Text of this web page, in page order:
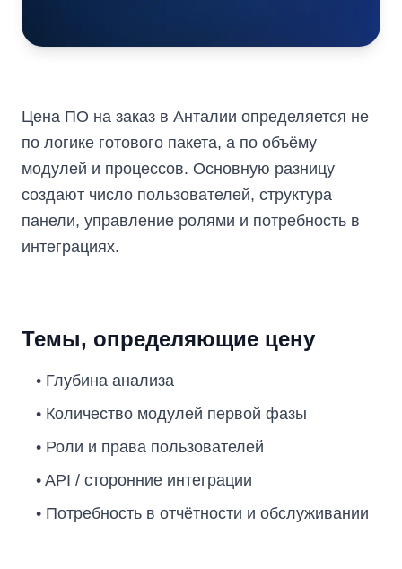
Цена ПО на заказ в Анталии определяется не
по логике готового пакета, а по объёму
модулей и процессов. Основную разницу
создают число пользователей, структура
панели, управление ролями и потребность в
интеграциях.
Темы, определяющие цену
• Глубина анализа
• Количество модулей первой фазы
• Роли и права пользователей
• API / сторонние интеграции
• Потребность в отчётности и обслуживании